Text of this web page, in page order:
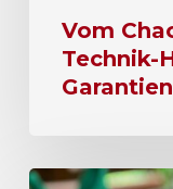
Vom
Technik-
Garantien